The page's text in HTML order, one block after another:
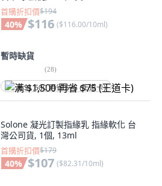
首購折扣價$194
40% $116 ($116.00/10ml)
暫時缺貨
(28)
满 $1,500 再省 $75 (王道卡)
Solone 凝光訂製指緣乳 指緣軟化 台
灣公司貨, 1個, 13ml
首購折扣價$179
40% $107 ($82.31/10ml)